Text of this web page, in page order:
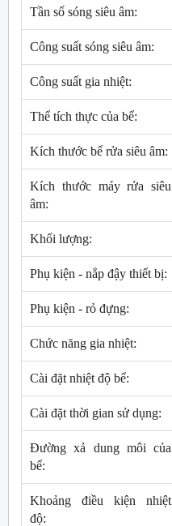
Tần số sóng siêu âm:
Công suất sóng siêu âm:
Công suất gia nhiệt:
Thể tích thực của bể:
Kích thước bể rửa siêu âm:
Kích thước máy rửa siêu
âm:
Khối lượng:
Phụ kiện - nắp đậy thiết bị:
Phụ kiện - rỏ đựng:
Chức năng gia nhiệt:
Cài đặt nhiệt độ bể:
Cài đặt thời gian sử dụng:
Đường xả dung môi của
bể:
Khoảng điều kiện nhiệt
độ: